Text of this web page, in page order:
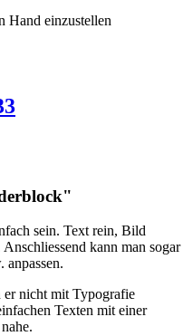
Hand einzustellen
sein. Text rein, Bild
kann man sogar
anpassen.
er nicht mit Typografie
Texten mit einer